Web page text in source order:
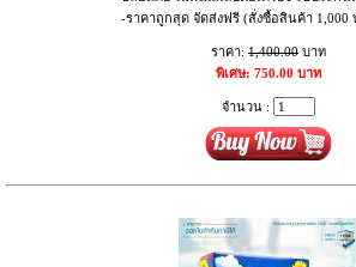
-ราคาถูกสุด จัดส่งฟรี (สั่งซื้อสินค้า 1,000
ราคา: 1,400.00 บาท
พิเศษ: 750.00 บาท
จำนวน :